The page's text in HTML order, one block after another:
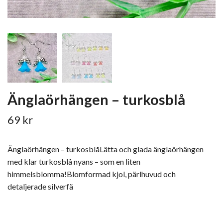
Änglaörhängen – turkosblå
69 kr
Änglaörhängen – turkosblåLätta och glada änglaörhängen
med klar turkosblå nyans – som en liten
himmelsblomma!Blomformad kjol, pärlhuvud och
detaljerade silverfä